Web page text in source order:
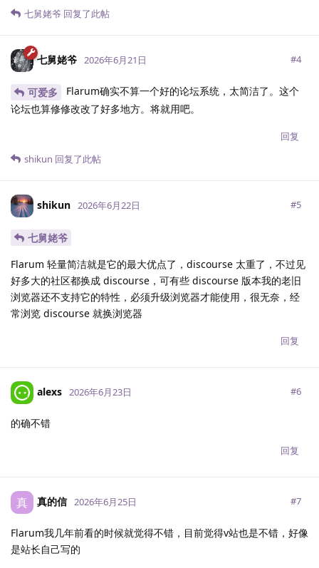
七舅姥爷 回复了此帖
七舅姥爷 2026年6月21日 #4
可爱多
Flarum确实不算一个好的论坛系统，太简洁了。这个
论坛也算修修改改了好多地方。将就用吧。
回复
shikun 回复了此帖
shikun 2026年6月22日 #5
七舅姥爷
Flarum 轻量简洁就是它的最大优点了，discourse 太重了，不过见
好多大的社区都换成 discourse，可有些 discourse 版本我的老旧
浏览器还不支持它的特性，必须升级浏览器才能使用，很无奈，经
常浏览 discourse 就换浏览器
回复
alexs 2026年6月23日 #6
的确不错
回复
真 真的信 2026年6月25日 #7
Flarum我几年前看的时候就觉得不错，目前觉得v站也是不错，好像
是站长自己写的